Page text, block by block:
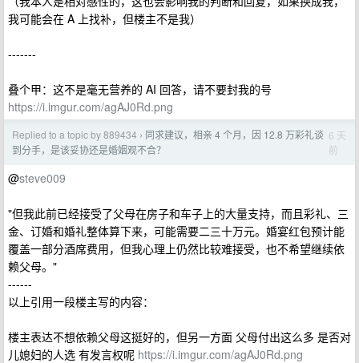
我可能会在 A 上找补，但楼主不是我）
-------
叠个甲：这不是毫无营养的 AI 回答，请不要封我的号
https://i.imgur.com/agAJ0Rd.png
Replied to a topic by 889434 › 同求建议，相亲 4 个月，因 12.8 万彩礼谈
到分手，是该妥协还是婚姻观不合？
6 天
前
@steve009
"但我此前已经接受了父母在房子和车子上的大量支持，而且彩礼、三
金、订婚和婚礼整体算下来，可能需要二三十万元。婚宴红包预计能
覆盖一部分酒席费用，但我心理上仍然比较难接受，也不希望继续依
赖父母。"
------
以上引用一段楼主写的内容：
楼主表达不想依赖父母这挺好的，但另一方面 父母付出这么多 是否对
儿媳妇的人选 有发言权呢 https://i.imgur.com/agAJ0Rd.png